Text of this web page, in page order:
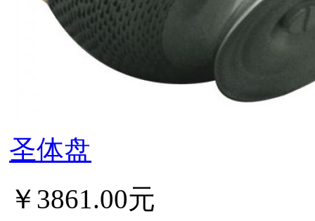
圣体盘
￥3861.00元